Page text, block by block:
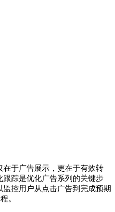
于广告展示，更在于有效转
踪是优化广告系列的关键步
控用户从点击广告到完成预期
。